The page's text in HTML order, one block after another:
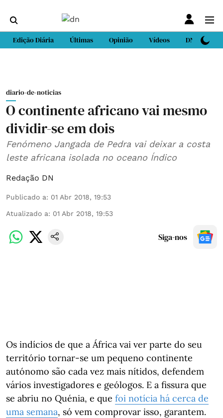
Edição Diária Últimas Opinião Vídeos DN Sport
diario-de-noticias
O continente africano vai mesmo
dividir-se em dois
Fenómeno Jangada de Pedra vai deixar a costa
leste africana isolada no oceano Índico
Redação DN
Publicado a: 01 Abr 2018, 19:53
Atualizado a: 01 Abr 2018, 19:53
Siga-nos
Os indícios de que a África vai ver parte do seu
território tornar-se um pequeno continente
autónomo são cada vez mais nítidos, defendem
vários investigadores e geólogos. E a fissura que
se abriu no Quénia, e que foi notícia há cerca de
uma semana, só vem comprovar isso, garantem.